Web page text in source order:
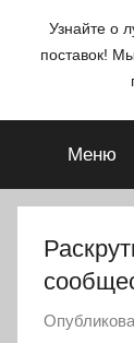
Узнайте о
поставок!
Меню